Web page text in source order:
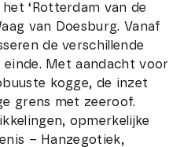
‘Rotterdam van de
van Doesburg. Vanaf
de verschillende
Met aandacht voor
kogge, de inzet
grens met zeeroof.
opmerkelijke
– Hanzegotiek,